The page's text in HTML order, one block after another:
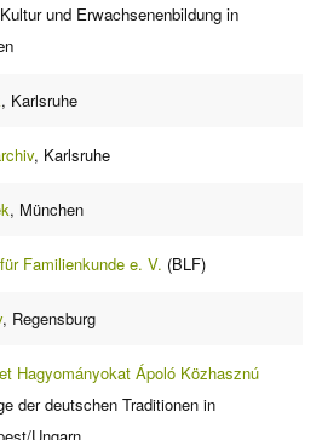
Kultur und Erwachsenenbildung in
, Karlsruhe
, Karlsruhe
, München
Familienkunde e. V. (BLF)
, Regensburg
Hagyományokat Ápoló Közhasznú
der deutschen Traditionen in